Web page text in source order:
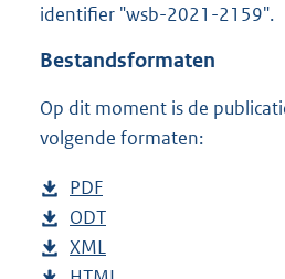
identifier "wsb-2021-2159".
Bestandsformaten
Op dit moment is de
volgende formaten:
D
o
w
PDF
e
s
D
o
ODT
D
XML